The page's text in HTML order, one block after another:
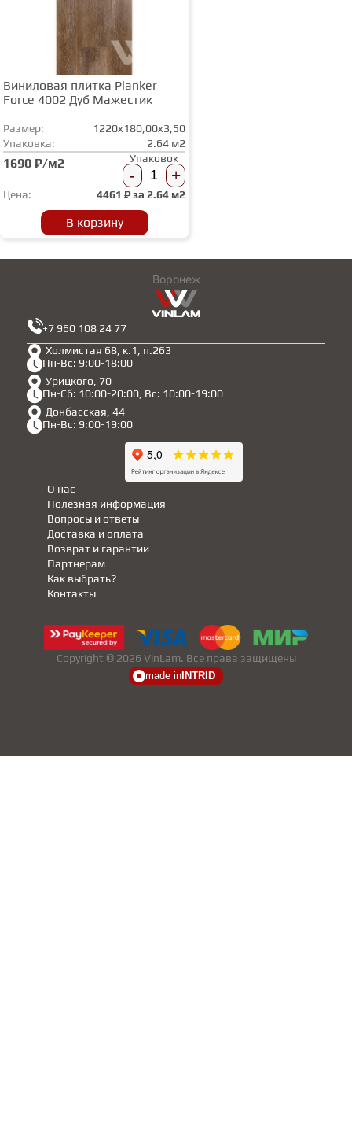
Виниловая плитка Planker
Force 4002 Дуб Мажестик
Размер:
1220x180,00x3,50
Упаковка:
2.64 м2
1690 ₽/м2 Упаковок
- +
Цена: 4461 ₽ за 2.64 м2
В корзину
Воронеж
Холмистая 68, к.1, п.263
Пн-Вс: 9:00-18:00
Урицкого, 70
Пн-Сб: 10:00-20:00, Вс: 10:00-19:00
Донбасская, 44
Пн-Вс: 9:00-19:00
+7 960 108 24 77
Полезная информация
Партнерам
Вопросы и ответы
Доставка и оплата
Возврат и гарантии
Как выбрать?
О нас
Контакты
Copyright © 2026 VinLam. Все права защищены
made in INTRID